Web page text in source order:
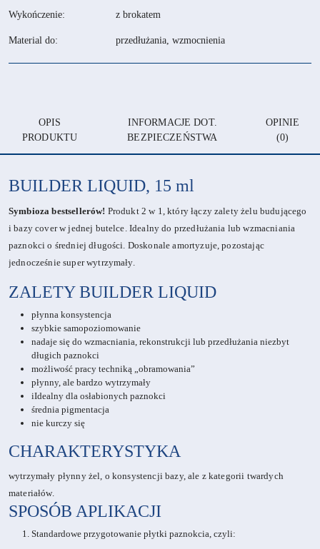
Wykończenie: z brokatem
Material do: przedłużania, wzmocnienia
OPIS
PRODUKTU
INFORMACJE DOT.
BEZPIECZEŃSTWA
OPINIE
(0)
BUILDER LIQUID, 15 ml
Symbioza bestsellerów! Produkt 2 w 1, który łączy zalety żelu budującego
i bazy cover w jednej butelce. Idealny do przedłużania lub wzmacniania
paznokci o średniej długości. Doskonale amortyzuje, pozostając
jednocześnie super wytrzymały.
ZALETYBUILDER LIQUID
płynna konsystencja
szybkie samopoziomowanie
nadaje się do wzmacniania, rekonstrukcji lub przedłużania niezbyt
długich paznokci
możliwość pracy techniką „obramowania”
płynny, ale bardzo wytrzymały
iIdealny dla osłabionych paznokci
średnia pigmentacja
nie kurczy się
CHARAKTERYSTYKA
wytrzymały płynny żel, o konsystencji bazy, ale z kategorii twardych
materiałów.
SPOSÓB APLIKACJI
Standardowe przygotowanie płytki paznokcia, czyli: